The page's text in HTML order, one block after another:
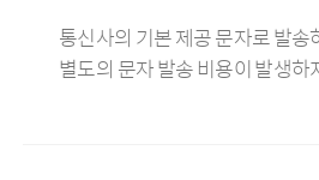
통신사의 기본 제공 문자로 발송
별도의 문자 발송 비용이 발생하